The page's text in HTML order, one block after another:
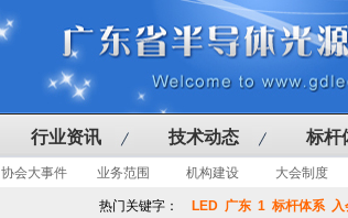
行业资讯 技术动态 标杆
协会大事件 业务范围 机构建设 大会制度
热门关键字： LED 广东 1 标杆体系 入